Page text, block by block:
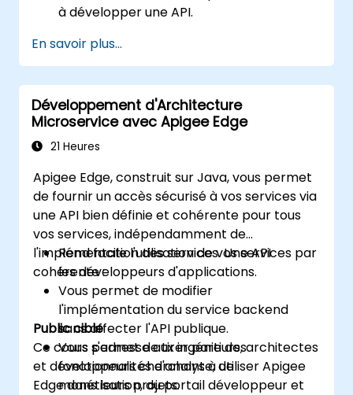
à développer une API.
outils disponibles dans Apigee Edge.
Construire et déployer une API sur Google
Cloud.
Surveiller et déboguer les erreurs de l'API.
Exploiter les solutions d'analyse et
d'apprentissage automatique de Google
intelligentes.
En savoir plus...
Développement d'Architecture
Microservice avec Apigee Edge
21 Heures
Apigee Edge, construit sur Java, vous permet
de fournir un accès sécurisé à vos services via
une API bien définie et cohérente pour tous
vos services, indépendamment de
l'implémentation des services. Une API
cohérente :
Rend facile l'utilisation de vos services par
les développeurs d'applications.
Vous permet de modifier
l'implémentation du service backend
sans affecter l'API publique.
Vous permet de tirer parti des
fonctionnalités d'analyse, de
monétisation, du portail développeur et
Public cible
Ce cours s'adresse aux ingénieurs, architectes
et développeurs cherchant à utiliser Apigee
Edge dans leurs projets.